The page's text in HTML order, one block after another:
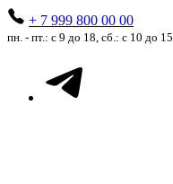
+ 7 999 800 00 00
пн. - пт.: с 9 до 18, сб.: с 10 до 15